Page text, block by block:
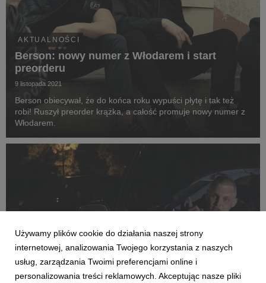
AKTUALNOŚCI
Berson: nowy numer z Włodarem i start
preorderu
9 listopada 2021
Berson obiecywał, że do końca roku wypuści płytę i tak też
robi! Ruszył preorder krążka, a całość promuje nowy numer z
Włodarem.
Używamy plików cookie do działania naszej strony
internetowej, analizowania Twojego korzystania z naszych
usług, zarządzania Twoimi preferencjami online i
personalizowania treści reklamowych. Akceptując nasze pliki